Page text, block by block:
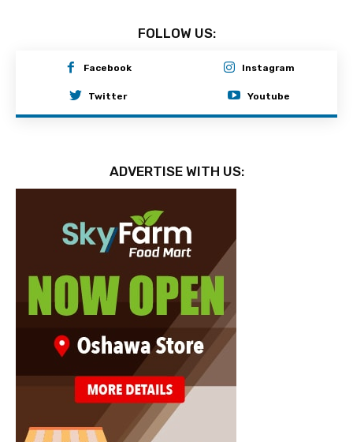
FOLLOW US:
Facebook Instagram
Twitter Youtube
ADVERTISE WITH US: